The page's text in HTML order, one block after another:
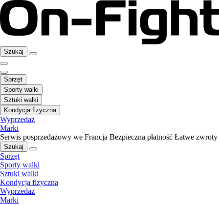
Szukaj
Sprzęt
Sporty walki
Sztuki walki
Kondycja fizyczna
Wyprzedaż
Marki
Serwis posprzedażowy we Francja Bezpieczna płatność Łatwe zwroty
Szukaj
Sprzęt
Sporty walki
Sztuki walki
Kondycja fizyczna
Wyprzedaż
Marki